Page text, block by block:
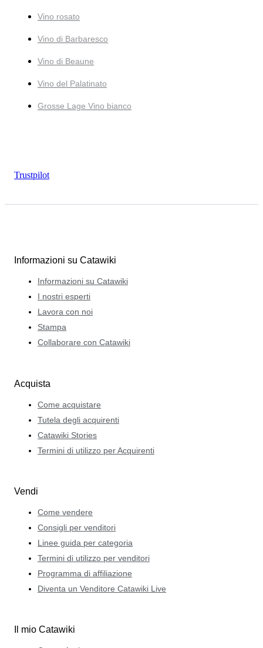
Vino rosato
Vino di Barbaresco
Vino di Beaune
Vino del Palatinato
Grosse Lage Vino bianco
Trustpilot
Informazioni su Catawiki
Informazioni su Catawiki
I nostri esperti
Lavora con noi
Stampa
Collaborare con Catawiki
Acquista
Come acquistare
Tutela degli acquirenti
Catawiki Stories
Termini di utilizzo per Acquirenti
Vendi
Come vendere
Consigli per venditori
Linee guida per categoria
Termini di utilizzo per venditori
Programma di affiliazione
Diventa un Venditore Catawiki Live
Il mio Catawiki